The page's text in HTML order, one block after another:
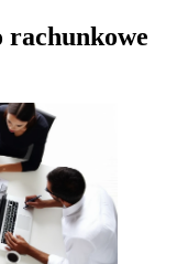
rachunkowe